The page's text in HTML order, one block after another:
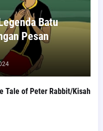
Batu
Pesan
Tale of Peter Rabbit/Kisah